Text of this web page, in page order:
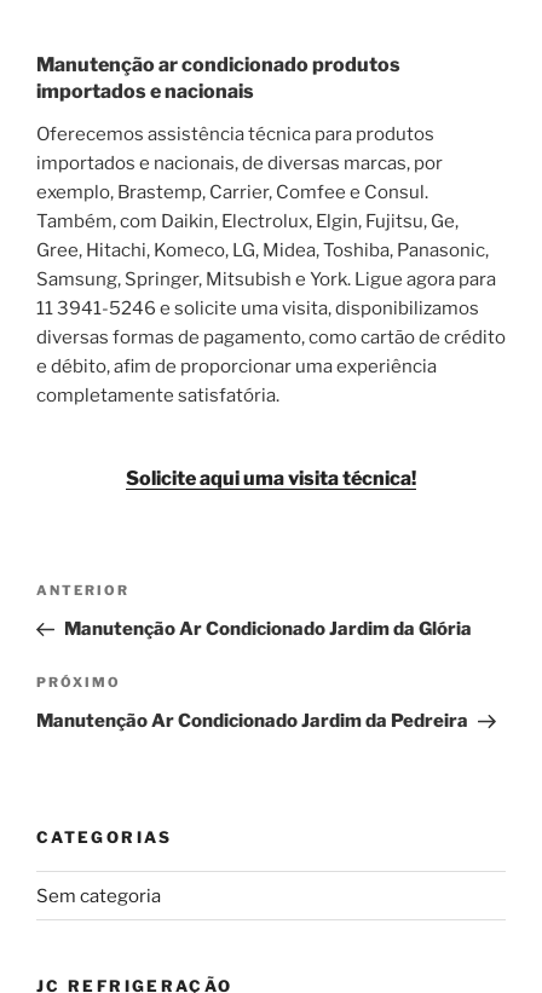
Manutenção ar condicionado produtos
importados e nacionais
Oferecemos assistência técnica para produtos
importados e nacionais, de diversas marcas, por
exemplo, Brastemp, Carrier, Comfee e Consul.
Também, com Daikin, Electrolux, Elgin, Fujitsu, Ge,
Gree, Hitachi, Komeco, LG, Midea, Toshiba, Panasonic,
Samsung, Springer, Mitsubish e York. Ligue agora para
11 3941-5246 e solicite uma visita, disponibilizamos
diversas formas de pagamento, como cartão de crédito
e débito, afim de proporcionar uma experiência
completamente satisfatória.
Solicite aqui uma visita técnica!
Navegação
Post
Post
anterior
ANTERIOR
Manutenção Ar Condicionado Jardim da Glória
Próximo
post
PRÓXIMO
Manutenção Ar Condicionado Jardim da Pedreira
CATEGORIAS
Sem categoria
JC REFRIGERAÇÃO